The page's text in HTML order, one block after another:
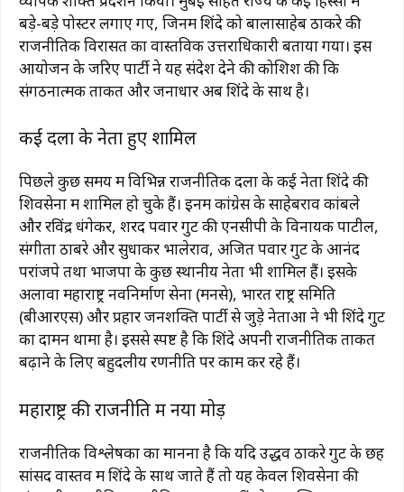
बड़े-बड़े पोस्टर लगाए गए, जिनमें शिंदे को बालासाहेब ठाकरे की
राजनीतिक विरासत का वास्तविक उत्तराधिकारी बताया गया। इस
आयोजन के जरिए पार्टी ने यह संदेश देने की कोशिश की कि
संगठनात्मक ताकत और जनाधार अब शिंदे के साथ है।
कई दलों के नेता हुए शामिल
पिछले कुछ समय में विभिन्न राजनीतिक दलों के कई नेता शिंदे की
शिवसेना में शामिल हो चुके हैं। इनमें कांग्रेस के साहेबराव कांबले
और रविंद्र धंगेकर, शरद पवार गुट की एनसीपी के विनायक पाटील,
संगीता ठोंबरे और सुधाकर भालेराव, अजित पवार गुट के आनंद
परांजपे तथा भाजपा के कुछ स्थानीय नेता भी शामिल हैं। इसके
अलावा महाराष्ट्र नवनिर्माण सेना (मनसे), भारत राष्ट्र समिति
(बीआरएस) और प्रहार जनशक्ति पार्टी से जुड़े नेताओं ने भी शिंदे गुट
का दामन थामा है। इससे स्पष्ट है कि शिंदे अपनी राजनीतिक ताकत
बढ़ाने के लिए बहुदलीय रणनीति पर काम कर रहे हैं।
महाराष्ट्र की राजनीति में नया मोड़
राजनीतिक विश्लेषकों का मानना है कि यदि उद्धव ठाकरे गुट के छह
सांसद वास्तव में शिंदे के साथ जाते हैं तो यह केवल शिवसेना की